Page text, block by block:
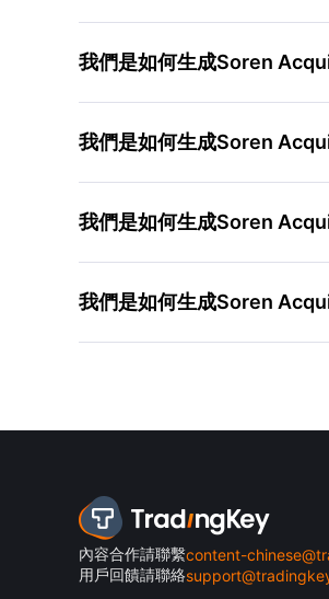
我們是如何生成Soren
我們是如何生成Soren
我們是如何生成Soren
我們是如何生成Soren
內容合作請聯繫content-
用戶回饋請聯絡